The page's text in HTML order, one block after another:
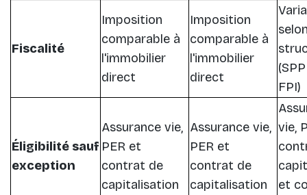
Fiscalité
Imposition
comparable à
l'immobilier
direct
Imposition
comparable à
l'immobilier
direct
FPI)
Éligibilité sauf
exception
Assurance vie,
PER et
contrat de
capitalisation
Assurance vie,
PER et
contrat de
capitalisation
vie,
et